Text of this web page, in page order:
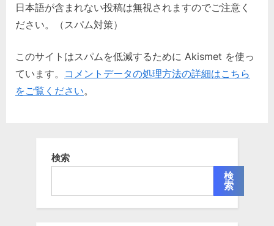
日本語が含まれない投稿は無視されますのでご注意く
ださい。（スパム対策）
このサイトはスパムを低減するために Akismet を使っ
ています。 コメントデータの処理方法の詳細はこちら
をご覧ください。
検索
検
索